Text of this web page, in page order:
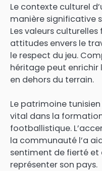
Le contexte culturel
manière significative
Les valeurs
attitudes envers le
le respect du jeu.
héritage peut enrichir
en dehors du terrain.
Le patrimoine
vital dans la
footballistique.
la communauté l’a
sentiment de fierté
représenter son pays.